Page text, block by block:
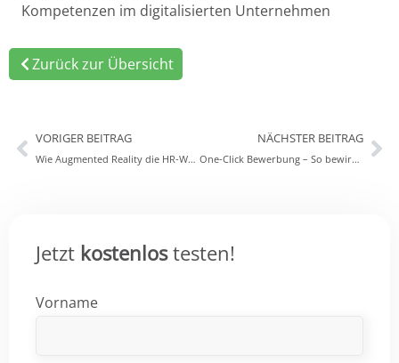
Kompetenzen im digitalisierten Unternehmen
Zurück zur Übersicht
VORIGER BEITRAG
Wie Augmented Reality die HR-Welt verändert
NÄCHSTER BEITRAG
One-Click Bewerbung – So bewirbt man sich in mobilen Zeiten
Jetzt kostenlostesten!
Vorname